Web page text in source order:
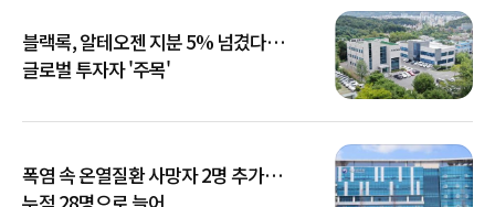
블랙록, 알테오젠 지분 5% 넘겼다…
글로벌 투자자 '주목'
폭염 속 온열질환 사망자 2명 추가…